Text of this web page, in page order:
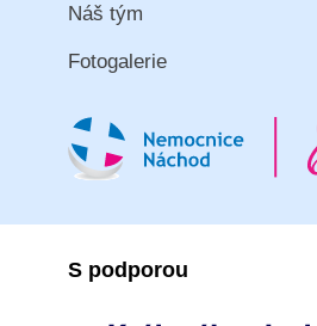
Náš tým
Fotogalerie
S podporou